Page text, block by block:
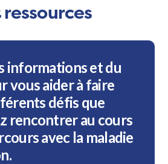
informations et du
vous aider à faire
défis que
rencontrer au cours
avec la maladie